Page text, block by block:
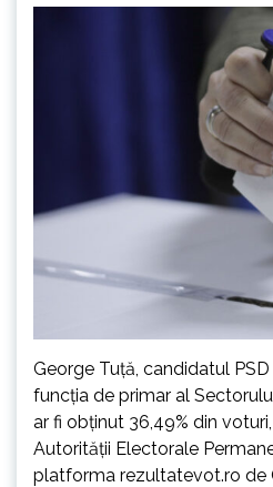
George Tuţă, candidatul
funcţia de primar al
ar fi obţinut 36,49% din
Autorității Electorale
platforma rezultatevot.ro de